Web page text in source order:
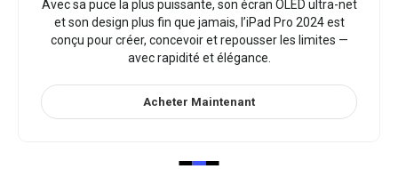
Avec sa puce la plus puissante, son écran OLED ultra-net
et son design plus fin que jamais, l’iPad Pro 2024 est
conçu pour créer, concevoir et repousser les limites —
avec rapidité et élégance.
Acheter Maintenant